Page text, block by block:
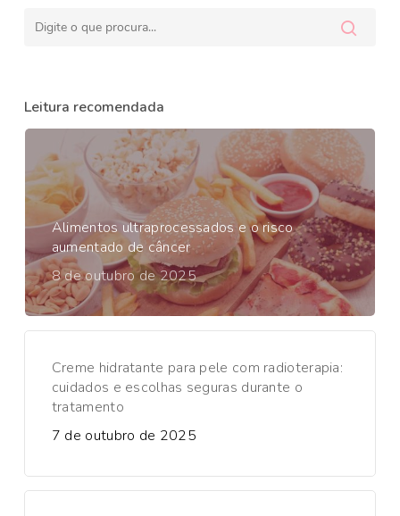
Leitura recomendada
Alimentos ultraprocessados e o risco
aumentado de câncer
8 de outubro de 2025
Creme hidratante para pele com radioterapia:
cuidados e escolhas seguras durante o
tratamento
7 de outubro de 2025